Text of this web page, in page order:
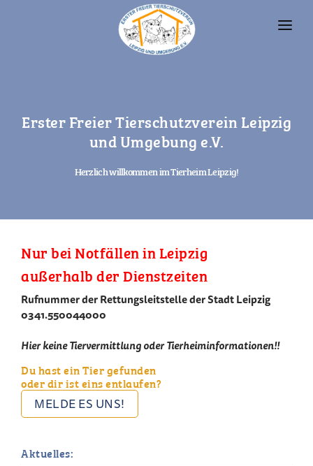
TIERHALTUNG UND RECHT
Erster Freier Tierschutzverein Leipzig
und Umgebung e.V.
Herzlich willkommen im Tierheim Leipzig!
Nur bei Notfällen in Leipzig
außerhalb der Dienstzeiten
Rufnummer der Rettungsleitstelle der Stadt Leipzig
0341.550044000
Hier keine Tiervermittlung oder Tierheiminformationen!!
Du hast ein Tier gefunden
oder dir ist eins entlaufen?
MELDE ES UNS!
Aktuelles: